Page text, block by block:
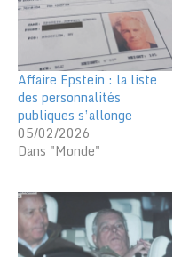
Affaire Epstein : la liste
des personnalités
publiques s’allonge
05/02/2026
Dans "Monde"